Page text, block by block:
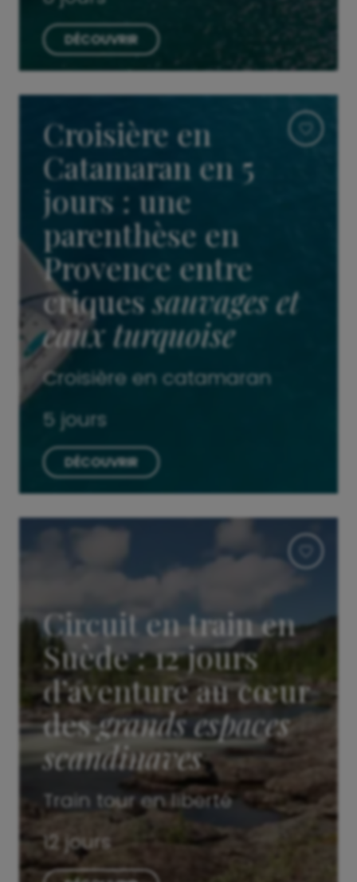
DÉCOUVRIR
Croisière en
Catamaran en 5
jours : une
parenthèse en
Provence entre
criquessauvages et
eaux turquoise
Croisière en catamaran
5 jours
DÉCOUVRIR
Circuit en train en
Suède : 12 jours
d’aventure au cœur
desgrands espaces
scandinaves
Train tour en liberté
12 jours